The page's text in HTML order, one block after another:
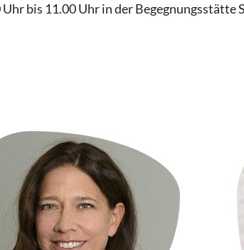
bis 11.00 Uhr in der